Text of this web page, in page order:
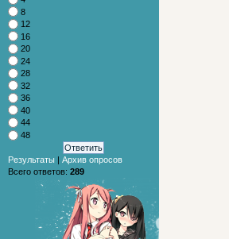
8
12
16
20
24
28
32
36
40
44
48
Результаты | Архив опросов
Всего ответов: 289